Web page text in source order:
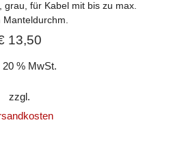
für Kabel mit bis zu max.
Manteldurchm.
13,50
20 % MwSt.
zzgl.